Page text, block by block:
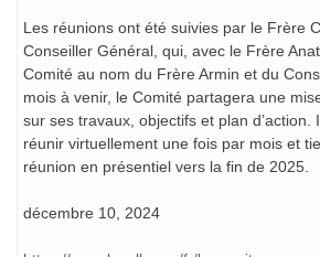
Les réunions ont été suivies par le Frère
Conseiller Général, qui, avec le Frère
Comité au nom du Frère Armin et du
mois à venir, le Comité partagera une
sur ses travaux, objectifs et plan d’action.
réunir virtuellement une fois par mois et
réunion en présentiel vers la fin de 2025.
décembre 10, 2024